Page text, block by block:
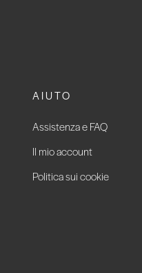
AIUTO
Assistenza e FAQ
Il mio account
Politica sui cookie